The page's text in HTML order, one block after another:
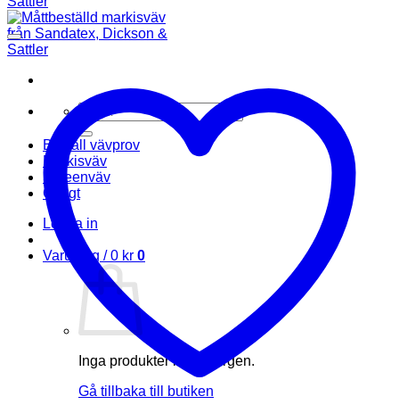
Sök
efter:
Beställ vävprov
Markisväv
Screenväv
Övrigt
Logga in
Varukorg /0 kr 0
Inga produkter i varukorgen.
Gå tillbaka till butiken